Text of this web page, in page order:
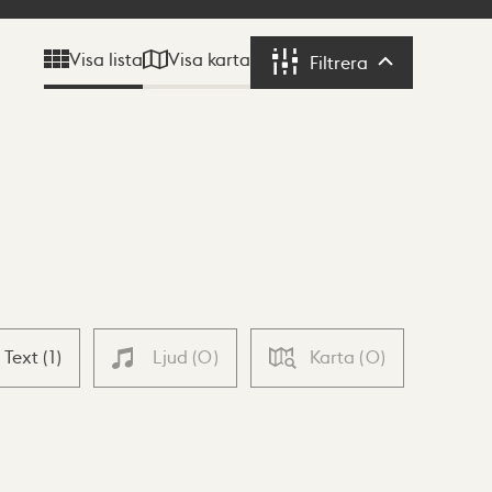
Visa lista Visa karta Filtrera Filtrera
Text (1) Ljud (0) Karta (0)